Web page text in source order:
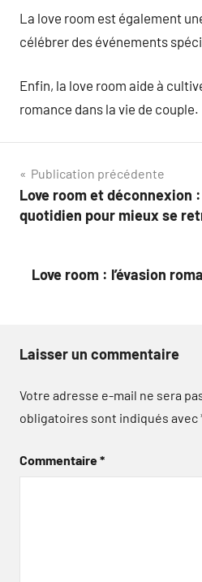
La love room est également
célébrer des événements
Enfin, la love room aide à
romance dans la vie de couple.
Navigation
de
Publication précédente
Love room et déconnexion :
quotidien pour mieux se
Love room : l’évasion
Laisser un commentaire
Votre adresse e-mail ne sera
obligatoires sont indiqués avec
Commentaire*